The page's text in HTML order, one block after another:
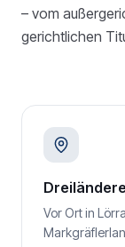
– vom
gerichtlichen
Vor Ort in